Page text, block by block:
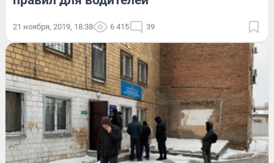
21 ноября, 2019, 18:38 6 415 39